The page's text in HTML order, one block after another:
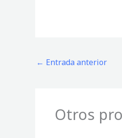
← Entrada anterior
Otros